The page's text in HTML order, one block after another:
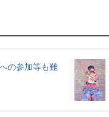
u
e
の参加等も難